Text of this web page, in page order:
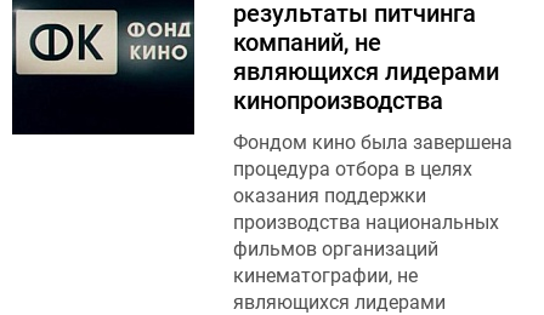
результаты питчинга
компаний, не
являющихся лидерами
кинопроизводства
Фондом кино была завершена
процедура отбора в целях
оказания поддержки
производства национальных
фильмов организаций
кинематографии, не
являющихся лидерами